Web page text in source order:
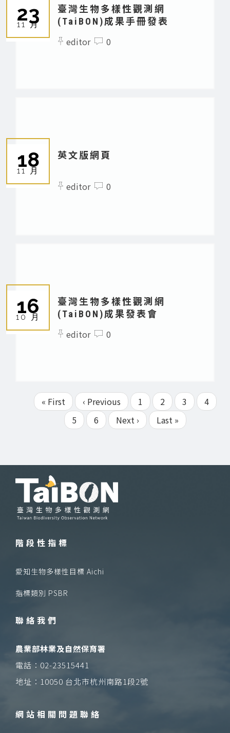
23
11 月
臺灣生物多樣性觀測網
(TaiBON)成果手冊發表
editor 0
18
11 月
英文版網頁
editor 0
16
10 月
臺灣生物多樣性觀測網
(TaiBON)成果發表會
editor 0
Pagination
First
page
« First
Previous
page
‹ Previous Page
1 Page
2
目
前
頁
3 Page
4
Page
5 Page
6
下
一
Next ›
Last
page
Last »
階段性指標
愛知生物多樣性目標 Aichi
指標類別 PSBR
聯絡我們
農業部林業及自然保育署
電話：02-23515441
地址：10050 台北市杭州南路1段2號
網站相關問題聯絡